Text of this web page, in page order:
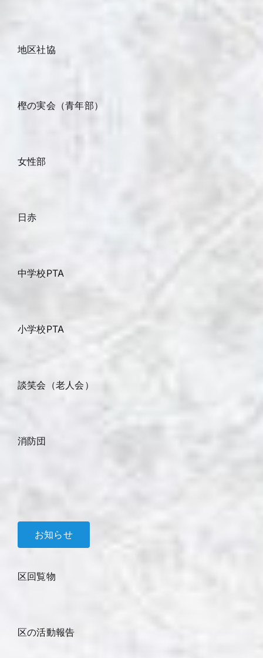
地区社協
樫の実会（青年部）
女性部
日赤
中学校PTA
小学校PTA
談笑会（老人会）
消防団
お知らせ
区回覧物
区の活動報告